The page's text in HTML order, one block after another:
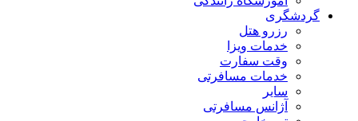
گردشگری
رزرو هتل
خدمات ویزا
وقت سفارت
خدمات مسافرتی
سایر
آژانس مسافرتی